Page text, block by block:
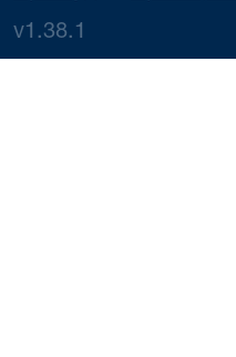
v1.38.1